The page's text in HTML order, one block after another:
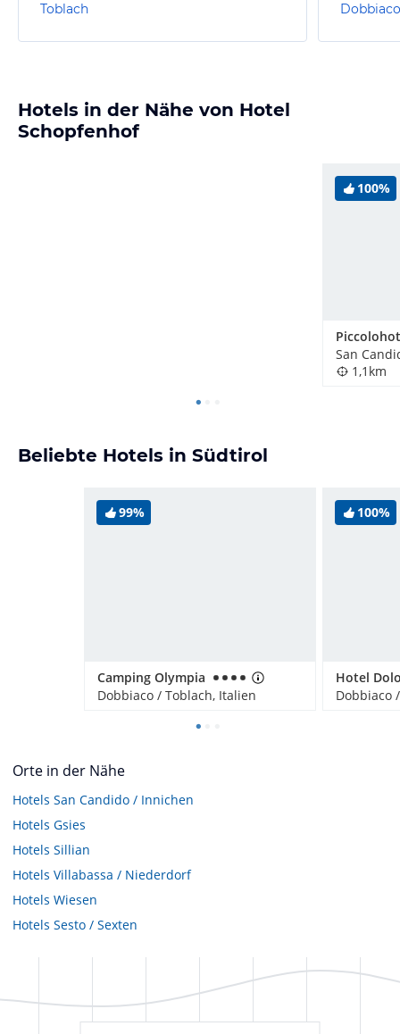
Toblach
Hotels in der Nähe von Hotel
Schopfenhof
100%
San
1,1km
Beliebte Hotels in Südtirol
99%
Camping Olympia
Dobbiaco / Toblach, Italien
100%
Hotel
Dobbiaco
Orte in der Nähe
Hotels San Candido / Innichen
Hotels Gsies
Hotels Sillian
Hotels Villabassa / Niederdorf
Hotels Wiesen
Hotels Sesto / Sexten